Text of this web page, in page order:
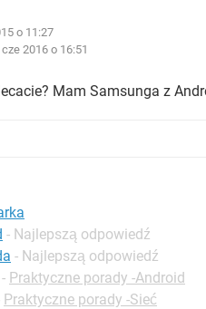
o 11:27
2016 o 16:51
Mam Samsunga z
- Najlepszą odpowiedź
- Najlepszą odpowiedź
- Praktyczne porady -Android
Praktyczne porady -Sieć